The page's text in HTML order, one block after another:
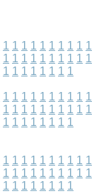
1 1 1 1 1 1 1 1 1 1
1 1 1 1 1 1 1 1 1 1
1 1 1 1 1 1 1 1
1 1 1 1 1 1 1 1 1 1
1 1 1 1 1 1 1 1 1 1
1 1 1 1 1 1 1 1
1 1 1 1 1 1 1 1 1 1
1 1 1 1 1 1 1 1 1 1
1 1 1 1 1 1 1 1